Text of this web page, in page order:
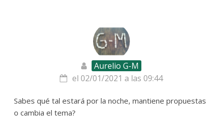
Aurelio G-M
el 02/01/2021 a las 09:44
Sabes qué tal estará por la noche, mantiene propuestas
o cambia el tema?